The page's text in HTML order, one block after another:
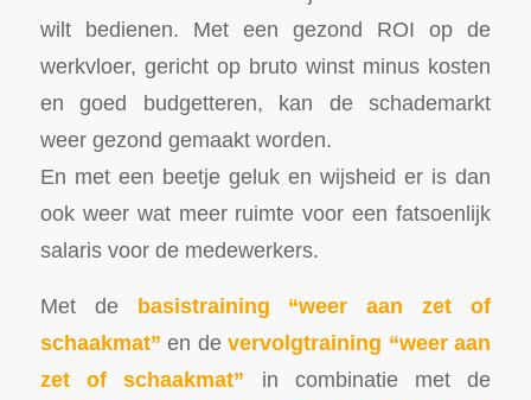
wilt bedienen. Met een gezond ROI op de
werkvloer, gericht op bruto winst minus kosten
en goed budgetteren, kan de schademarkt
weer gezond gemaakt worden.
En met een beetje geluk en wijsheid er is dan
ook weer wat meer ruimte voor een fatsoenlijk
salaris voor de medewerkers.
Met de basistraining “weer aan zet of
schaakmat” en devervolgtraining “weer aan
zet of schaakmat”
in combinatie met de